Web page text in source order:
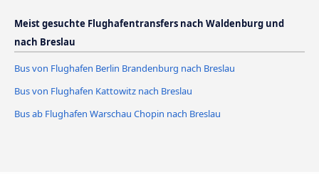
Meist gesuchte Flughafentransfers nach Waldenburg und
nach Breslau
Bus von Flughafen Berlin Brandenburg nach Breslau
Bus von Flughafen Kattowitz nach Breslau
Bus ab Flughafen Warschau Chopin nach Breslau